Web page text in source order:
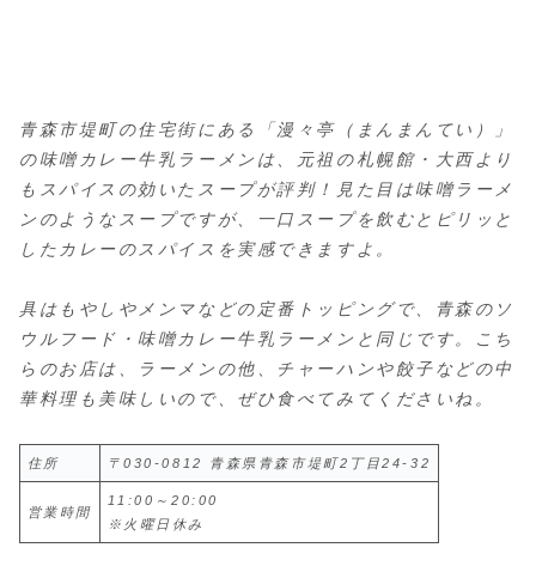
青森市堤町の住宅街にある「漫々亭（まんまんてい）」
の味噌カレー牛乳ラーメンは、元祖の札幌館・大西より
もスパイスの効いたスープが評判！見た目は味噌ラーメ
ンのようなスープですが、一口スープを飲むとピリッと
したカレーのスパイスを実感できますよ。
具はもやしやメンマなどの定番トッピングで、青森のソ
ウルフード・味噌カレー牛乳ラーメンと同じです。こち
らのお店は、ラーメンの他、チャーハンや餃子などの中
華料理も美味しいので、ぜひ食べてみてくださいね。
住所 〒030-0812 青森県青森市堤町2丁目24-32
営業時間
11:00～20:00
※火曜日休み